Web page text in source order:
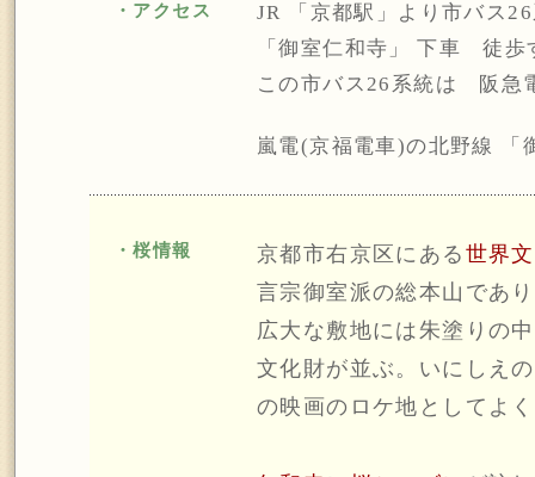
・アクセス
JR 「京都駅」より市バス
「御室仁和寺」 下車 徒歩
この市バス26系統は 阪急
嵐電(京福電車)の北野線
・桜情報 京都市右京区にある 世界
言宗御室派の総本山であ
広大な敷地には朱塗りの
文化財が並ぶ。いにしえ
の映画のロケ地としてよ